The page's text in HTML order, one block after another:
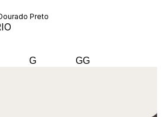
Preto
G GG